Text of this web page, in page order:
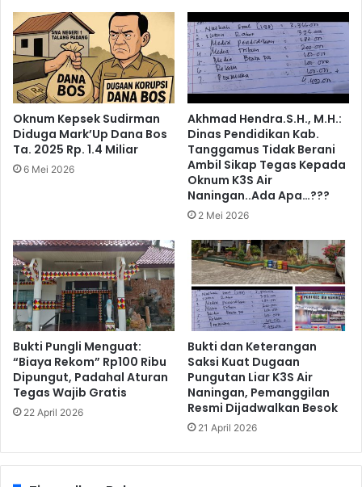
Oknum Kepsek Sudirman
Diduga Mark’Up Dana Bos
Ta. 2025 Rp. 1.4 Miliar
6 Mei 2026
Akhmad Hendra.S.H., M.H.:
Dinas Pendidikan Kab.
Tanggamus Tidak Berani
Ambil Sikap Tegas Kepada
Oknum K3S Air
Naningan..Ada Apa…???
2 Mei 2026
Bukti Pungli Menguat:
“Biaya Rekom” Rp100 Ribu
Dipungut, Padahal Aturan
Tegas Wajib Gratis
22 April 2026
Bukti dan Keterangan
Saksi Kuat Dugaan
Pungutan Liar K3S Air
Naningan, Pemanggilan
Resmi Dijadwalkan Besok
21 April 2026